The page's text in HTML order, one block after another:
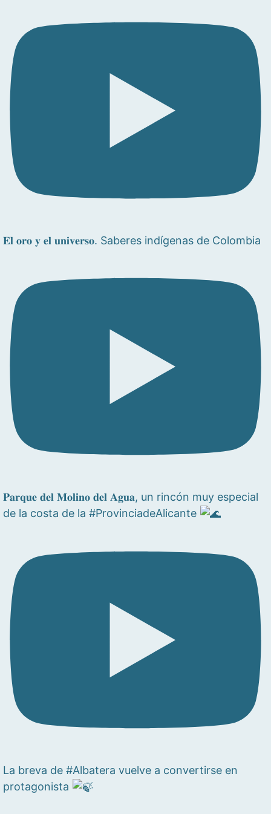
𝐄𝐥 𝐨𝐫𝐨 𝐲 𝐞𝐥 𝐮𝐧𝐢𝐯𝐞𝐫𝐬𝐨. Saberes indígenas de Colombia
𝐏𝐚𝐫𝐪𝐮𝐞 𝐝𝐞𝐥 𝐌𝐨𝐥𝐢𝐧𝐨 𝐝𝐞𝐥 𝐀𝐠𝐮𝐚, un rincón muy especial
de la costa de la #ProvinciadeAlicante
La breva de #Albatera vuelve a convertirse en
protagonista